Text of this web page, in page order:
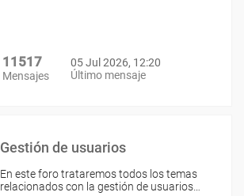
11517
Mensajes
05 Jul 2026, 12:20
Último mensaje
Gestión de usuarios
En este foro trataremos todos los temas
relacionados con la gestión de usuarios…